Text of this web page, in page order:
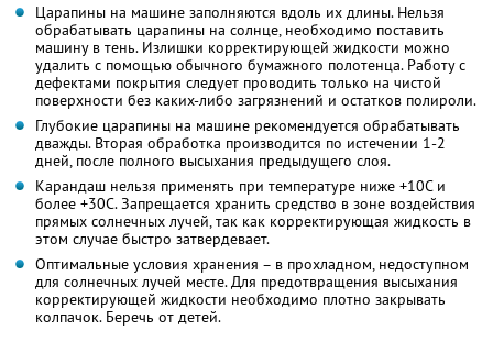
Царапины на машине заполняются вдоль их длины. Нельзя
обрабатывать царапины на солнце, необходимо поставить
машину в тень. Излишки корректирующей жидкости можно
удалить с помощью обычного бумажного полотенца. Работу с
дефектами покрытия следует проводить только на чистой
поверхности без каких-либо загрязнений и остатков полироли.
Глубокие царапины на машине рекомендуется обрабатывать
дважды. Вторая обработка производится по истечении 1-2
дней, после полного высыхания предыдущего слоя.
Карандаш нельзя применять при температуре ниже +10С и
более +30С. Запрещается хранить средство в зоне воздействия
прямых солнечных лучей, так как корректирующая жидкость в
этом случае быстро затвердевает.
Оптимальные условия хранения – в прохладном, недоступном
для солнечных лучей месте. Для предотвращения высыхания
корректирующей жидкости необходимо плотно закрывать
колпачок. Беречь от детей.